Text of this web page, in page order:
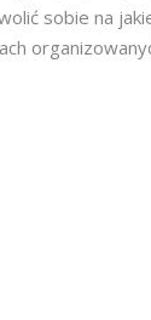
sobie na